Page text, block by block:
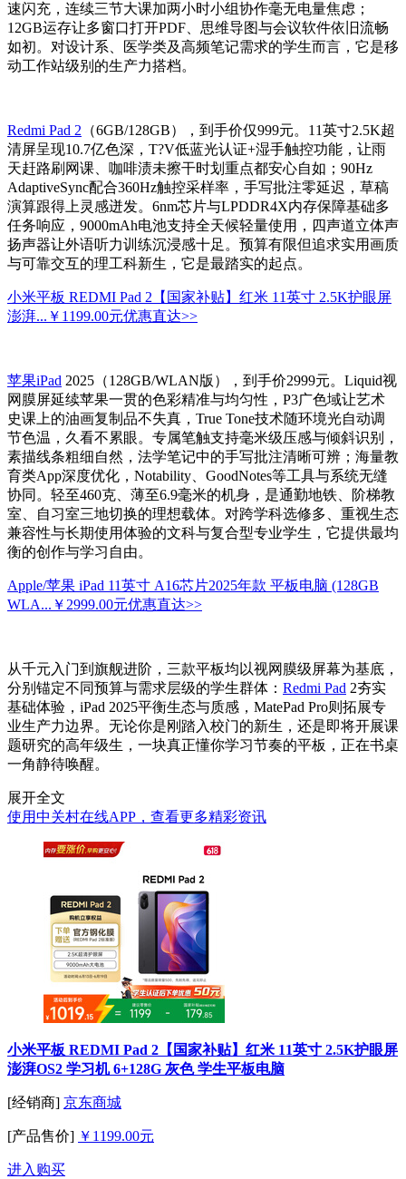
速闪充，连续三节大课加两小时小组协作毫无电量焦虑；
12GB运存让多窗口打开PDF、思维导图与会议软件依旧流畅
如初。对设计系、医学类及高频笔记需求的学生而言，它是移
动工作站级别的生产力搭档。
Redmi Pad 2 （6GB/128GB），到手价仅999元。11英寸2.5K超
清屏呈现10.7亿色深，T?V低蓝光认证+湿手触控功能，让雨
天赶路刷网课、咖啡渍未擦干时划重点都安心自如；90Hz
AdaptiveSync配合360Hz触控采样率，手写批注零延迟，草稿
演算跟得上灵感迸发。6nm芯片与LPDDR4X内存保障基础多
任务响应，9000mAh电池支持全天候轻量使用，四声道立体声
扬声器让外语听力训练沉浸感十足。预算有限但追求实用画质
与可靠交互的理工科新生，它是最踏实的起点。
小米平板 REDMI Pad 2【国家补贴】红米 11英寸 2.5K护眼屏
澎湃... ￥1199.00元优惠直达>>
苹果iPad 2025（128GB/WLAN版），到手价2999元。Liquid视
网膜屏延续苹果一贯的色彩精准与均匀性，P3广色域让艺术
史课上的油画复制品不失真，True Tone技术随环境光自动调
节色温，久看不累眼。专属笔触支持毫米级压感与倾斜识别，
素描线条粗细自然，法学笔记中的手写批注清晰可辨；海量教
育类App深度优化，Notability、GoodNotes等工具与系统无缝
协同。轻至460克、薄至6.9毫米的机身，是通勤地铁、阶梯教
室、自习室三地切换的理想载体。对跨学科选修多、重视生态
兼容性与长期使用体验的文科与复合型专业学生，它提供最均
衡的创作与学习自由。
Apple/苹果 iPad 11英寸 A16芯片2025年款 平板电脑 (128GB
WLA... ￥2999.00元优惠直达>>
从千元入门到旗舰进阶，三款平板均以视网膜级屏幕为基底，
分别锚定不同预算与需求层级的学生群体： Redmi Pad 2夯实
基础体验，iPad 2025平衡生态与质感，MatePad Pro则拓展专
业生产力边界。无论你是刚踏入校门的新生，还是即将开展课
题研究的高年级生，一块真正懂你学习节奏的平板，正在书桌
一角静待唤醒。
展开全文
使用中关村在线APP，查看更多精彩资讯
小米平板 REDMI Pad 2【国家补贴】红米 11英寸 2.5K护眼屏
澎湃OS2 学习机 6+128G 灰色 学生平板电脑
[经销商] 京东商城
[产品售价] ￥1199.00元
进入购买